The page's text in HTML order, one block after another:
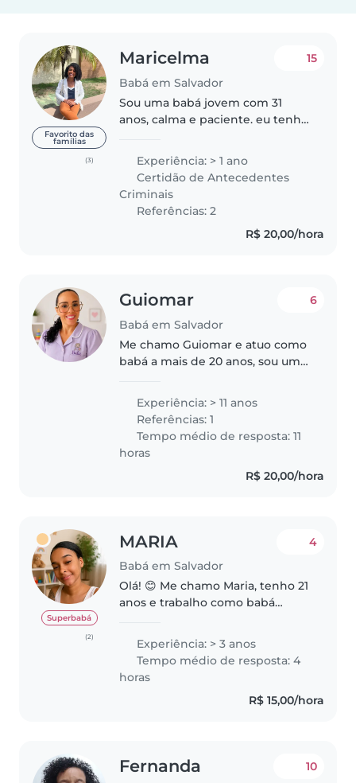
Favorito das
famílias
(3)
Maricelma
Babá em Salvador
15
Sou uma babá jovem com 31
anos, calma e paciente. eu tenho
paixão por cuidar de crianças e
me sinto confortável com
atividades como leitura, jogos e..
Experiência: > 1 ano
Certidão de Antecedentes
Criminais
Referências: 2
R$ 20,00/hora
Guiomar
Babá em Salvador
6
Me chamo Guiomar e atuo como
babá a mais de 20 anos, sou uma
faço, sempre oferecendo
cuidado e carinho. Atualmente
estou disponivel,..
Experiência: > 11 anos
Referências: 1
Tempo médio de resposta: 11
horas
R$ 20,00/hora
Superbabá
(2)
MARIA
Babá em Salvador
4
Olá! 😊 Me chamo Maria, tenho 21
anos e trabalho como babá
disponibilidade para dormir)
Tenho experiência com crianças
de diferentes idades,
Experiência: > 3 anos
Tempo médio de resposta: 4
horas
R$ 15,00/hora
Fernanda 10